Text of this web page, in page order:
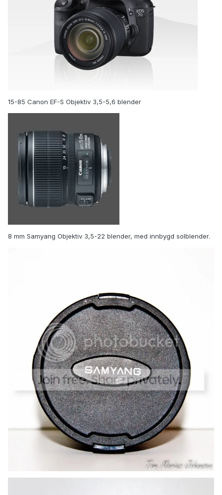
15-85 Canon EF-S Objektiv 3,5-5,6 blender
8 mm Samyang Objektiv 3,5-22 blender, med innbygd solblender.